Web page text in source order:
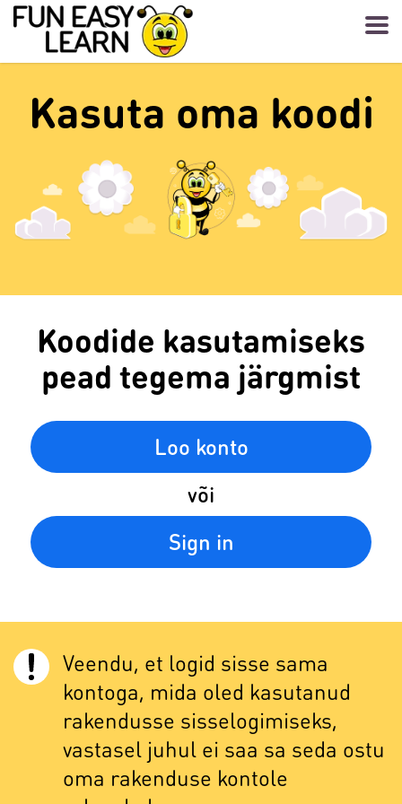
Kasuta oma koodi
Koodide kasutamiseks
pead tegema järgmist
Loo konto
või
Sign in
Veendu, et logid sisse sama
kontoga, mida oled kasutanud
rakendusse sisselogimiseks,
vastasel juhul ei saa sa seda ostu
oma rakenduse kontole